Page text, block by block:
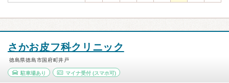
さかお皮フ科クリニック
徳島県徳島市国府町井戸
駐車場あり マイナ受付(スマホ可)